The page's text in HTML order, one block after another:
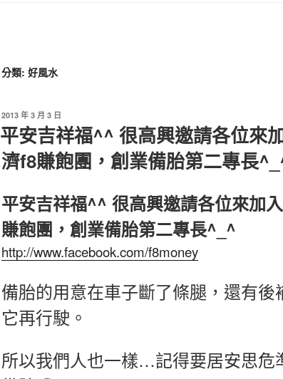
分類: 好風水
2013 年 3 月 3 日
平安吉祥福^^ 很高興邀請各位來
濟f8賺飽團，創業備胎第二專長
平安吉祥福^^ 很高興邀請各位來加
賺飽團，創業備胎第二專長^_^
http://www.facebook.com/f8money
備胎的用意在車子斷了條腿，還有後
它再行駛。
所以我們人也一樣…記得要居安思危